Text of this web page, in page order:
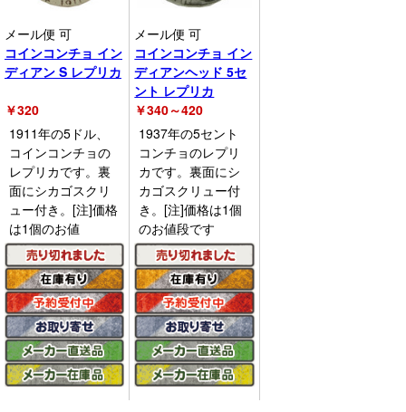
メール便 可
コインコンチョ イン
ディアン S レプリカ
￥320
1911年の5ドル、
コインコンチョの
レプリカです。裏
面にシカゴスクリ
ュー付き。[注]価格
は1個のお値
メール便 可
コインコンチョ イン
ディアンヘッド 5セ
ント レプリカ
￥340～420
1937年の5セント
コンチョのレプリ
カです。裏面にシ
カゴスクリュー付
き。[注]価格は1個
のお値段です